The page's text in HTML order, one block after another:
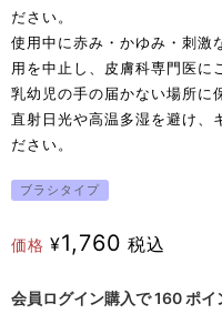
ださい。
使用中に赤み・かゆみ・刺激
用を中止し、皮膚科専門医に
乳幼児の手の届かない場所に
直射日光や高温多湿を避け、
ださい。
ブラシタイプ
価格 ¥1,760 税込
会員ログイン購入で160 ポイ